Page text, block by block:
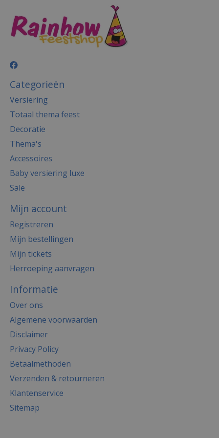
Categorieën
Versiering
Totaal thema feest
Decoratie
Thema's
Accessoires
Baby versiering luxe
Sale
Mijn account
Registreren
Mijn bestellingen
Mijn tickets
Herroeping aanvragen
Informatie
Over ons
Algemene voorwaarden
Disclaimer
Privacy Policy
Betaalmethoden
Verzenden & retourneren
Klantenservice
Sitemap